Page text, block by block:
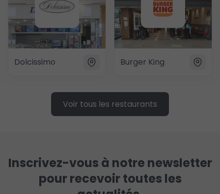
Dolcissimo Burger King
Voir tous les restaurants
Inscrivez-vous à notre newsletter
pour recevoir toutes les